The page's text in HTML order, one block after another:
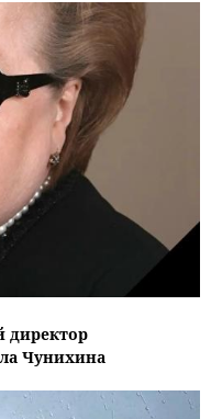
директор
Чунихина